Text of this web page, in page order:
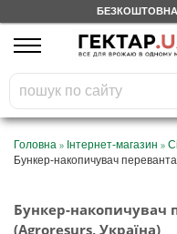
БЕЗКОШТОВНА
На вашому
бонусному рахунку
Безкоштовно по
Категорії
Головна » Інтернет-магазин »
Бункер-накопичувач
Бункер-накопичувач
(Agroresurs, Україна)